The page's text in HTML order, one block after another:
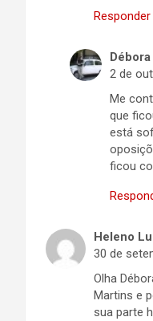
Responder
2 de
Me
que
está
ficou
Heleno
30 de
Olha
Martins e
sua parte